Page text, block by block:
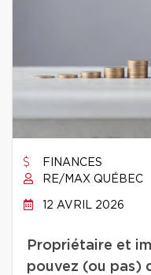
FINANCES
RE/MAX QUÉBEC
12 AVRIL 2026
Propriétaire et
pouvez (ou pas)